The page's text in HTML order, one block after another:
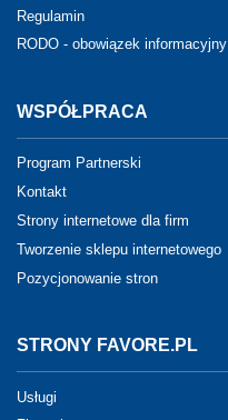
Regulamin
RODO - obowiązek informacyjny
WSPÓŁPRACA
Program Partnerski
Kontakt
Strony internetowe dla firm
Tworzenie sklepu internetowego
Pozycjonowanie stron
STRONY FAVORE.PL
Usługi